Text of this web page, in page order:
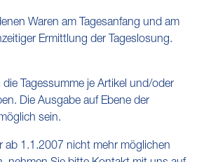
Waren am Tagesanfang und am
Ermittlung der Tageslosung.
Tagessumme je Artikel und/oder
Die Ausgabe auf Ebene der
sein.
ab 1.1.2007 nicht mehr möglichen